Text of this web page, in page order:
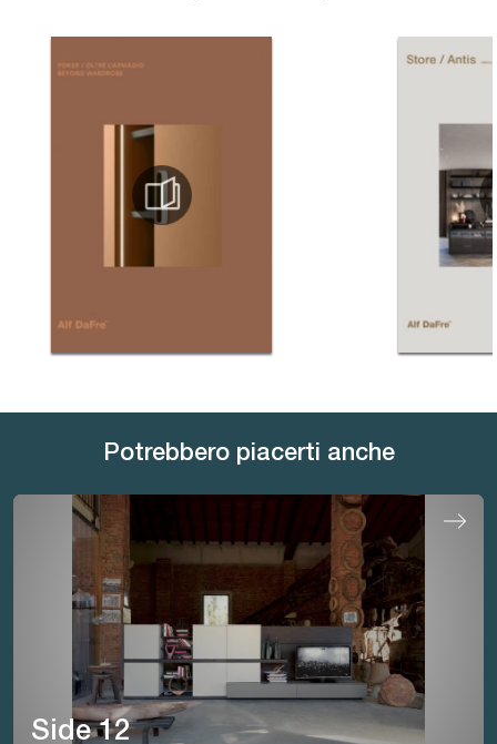
Potrebbero piacerti anche
Side 12